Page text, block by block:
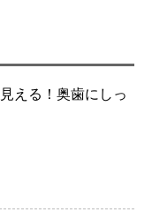
える！奥歯にしっ